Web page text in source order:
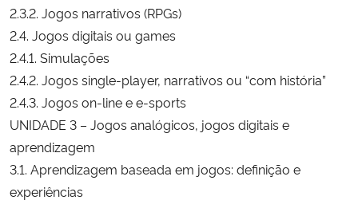
2.3.2. Jogos narrativos (RPGs)
2.4. Jogos digitais ou games
2.4.1. Simulações
2.4.2. Jogos single-player, narrativos ou “com história”
2.4.3. Jogos on-line e e-sports
UNIDADE 3 – Jogos analógicos, jogos digitais e
aprendizagem
3.1. Aprendizagem baseada em jogos: definição e
experiências